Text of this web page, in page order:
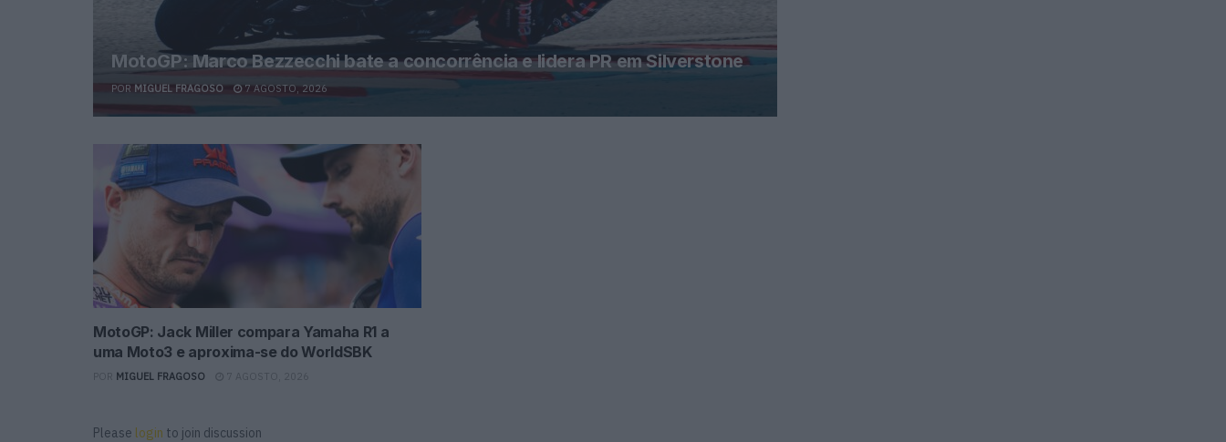
MotoGP: Marco Bezzecchi bate a concorrência e lidera PR em Silverstone
POR MIGUEL FRAGOSO 7 AGOSTO, 2026
MotoGP: Jack Miller compara Yamaha R1 a
uma Moto3 e aproxima-se do WorldSBK
MIGUEL FRAGOSO 7 AGOSTO, 2026
Please login to join discussion